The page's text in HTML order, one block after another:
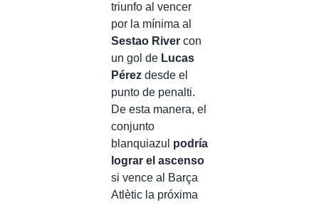
triunfo al vencer
por la mínima al
Sestao River con
un gol de Lucas
Pérez desde el
punto de penalti.
De esta manera, el
conjunto
blanquiazul podría
lograr el ascenso
si vence al Barça
Atlètic la próxima